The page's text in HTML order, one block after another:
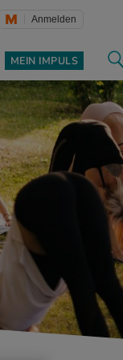
Anmelden
MEIN IMPULS